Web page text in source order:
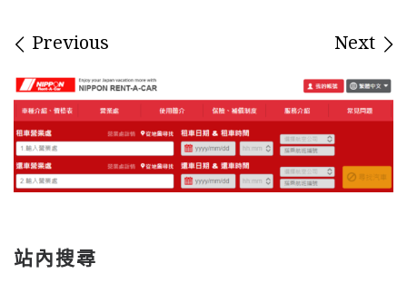
Images navigation
Previous Next
站內搜尋